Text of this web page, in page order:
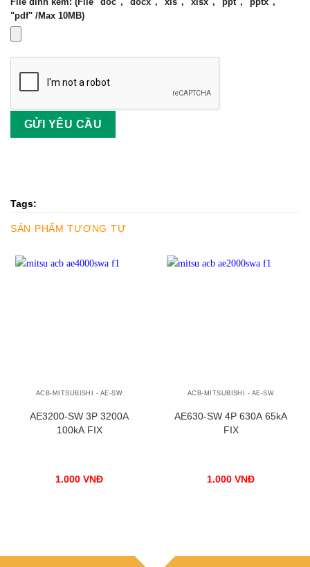
"pdf" /Max 10MB)
Tags:
SẢN PHẨM TƯƠNG TỰ
ACB-MITSUBISHI - AE-SW
AE3200-SW 3P 3200A
100kA FIX
1.000 VNĐ
ACB-MITSUBISHI - AE-SW
AE630-SW 4P 630A 65kA
FIX
1.000 VNĐ